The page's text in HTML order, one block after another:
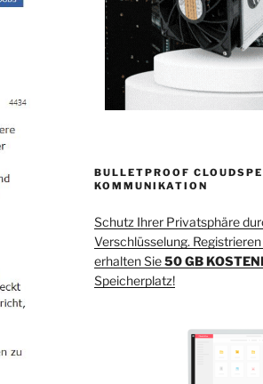
BULLETPROOF
KOMMUNIKATION
Schutz Ihrer Privatsphäre
Verschlüsselung.
erhalten Sie50 GB
Speicherplatz!